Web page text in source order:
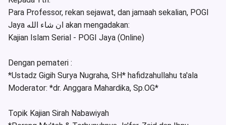
Para Professor, rekan sejawat, dan jamaah sekalian, POGI
Jaya ان شاء الله akan mengadakan:
Kajian Islam Serial - POGI Jaya (Online)
Dengan pemateri :
*Ustadz Gigih Surya Nugraha, SH* hafidzahullahu ta'ala
Moderator: *dr. Anggara Mahardika, Sp.OG*
Topik Kajian Sirah Nabawiyah